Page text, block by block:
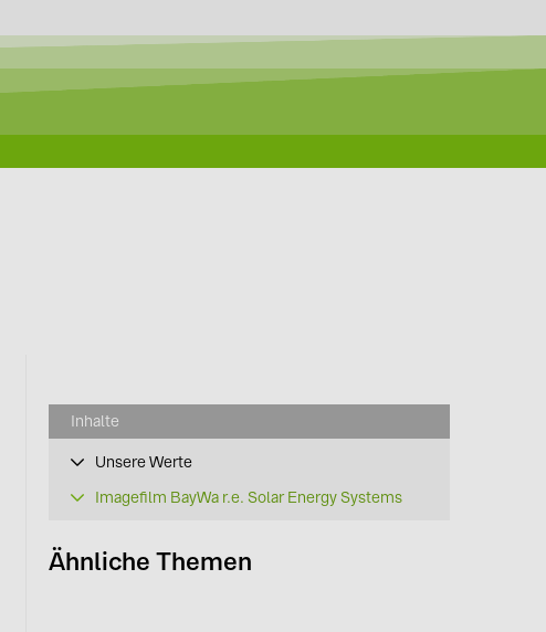
Inhalte
Unsere Werte
Imagefilm BayWa r.e. Solar Energy Systems
Ähnliche Themen